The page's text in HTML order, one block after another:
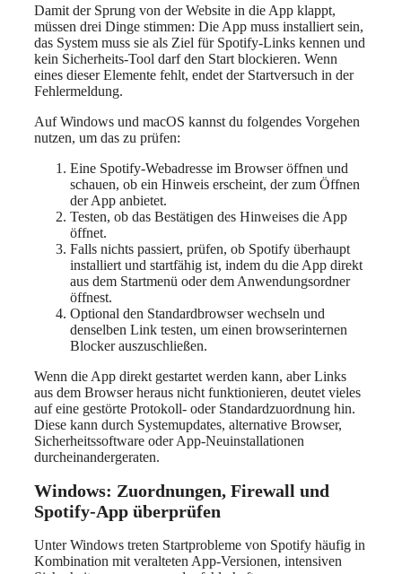
Damit der Sprung von der Website in die App klappt,
müssen drei Dinge stimmen: Die App muss installiert sein,
das System muss sie als Ziel für Spotify-Links kennen und
kein Sicherheits-Tool darf den Start blockieren. Wenn
eines dieser Elemente fehlt, endet der Startversuch in der
Fehlermeldung.
Auf Windows und macOS kannst du folgendes Vorgehen
nutzen, um das zu prüfen:
Eine Spotify-Webadresse im Browser öffnen und
schauen, ob ein Hinweis erscheint, der zum Öffnen
der App anbietet.
Testen, ob das Bestätigen des Hinweises die App
öffnet.
Falls nichts passiert, prüfen, ob Spotify überhaupt
installiert und startfähig ist, indem du die App direkt
aus dem Startmenü oder dem Anwendungsordner
öffnest.
Optional den Standardbrowser wechseln und
denselben Link testen, um einen browserinternen
Blocker auszuschließen.
Wenn die App direkt gestartet werden kann, aber Links
aus dem Browser heraus nicht funktionieren, deutet vieles
auf eine gestörte Protokoll- oder Standardzuordnung hin.
Diese kann durch Systemupdates, alternative Browser,
Sicherheitssoftware oder App-Neuinstallationen
durcheinandergeraten.
Windows: Zuordnungen, Firewall und
Spotify-App überprüfen
Unter Windows treten Startprobleme von Spotify häufig in
Kombination mit veralteten App-Versionen, intensiven